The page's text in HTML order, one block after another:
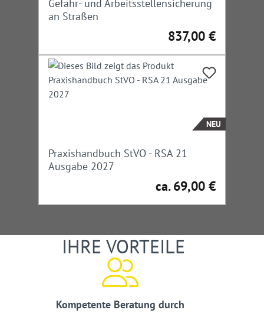
Gefahr- und Arbeitsstellensicherung
an Straßen
Regulärer Preis:
837,00 €
NEU
Praxishandbuch StVO - RSA 21
Ausgabe 2027
Regulärer Preis:
ca. 69,00 €
IHRE VORTEILE
Kompetente Beratung durch